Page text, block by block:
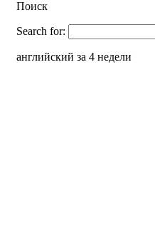
Поиск
Search for:
английский за 4 недели